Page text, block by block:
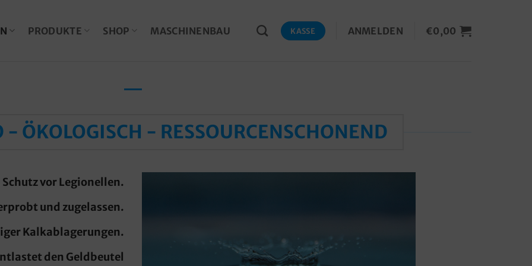
PRODUKTE SHOP MASCHINENBAU KASSE ANMELDEN €0,00
- ÖKOLOGISCH - RESSOURCENSCHONEND
vor Legionellen.
und zugelassen.
Kalkablagerungen.
den Geldbeutel